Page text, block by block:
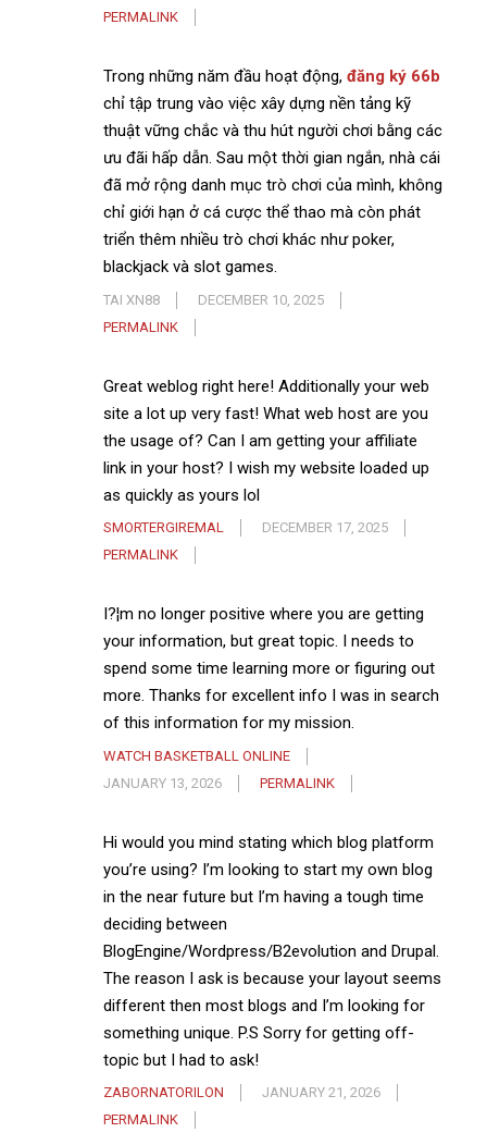
PERMALINK
Trong những năm đầu hoạt động, đăng ký 66b
chỉ tập trung vào việc xây dựng nền tảng kỹ
thuật vững chắc và thu hút người chơi bằng các
ưu đãi hấp dẫn. Sau một thời gian ngắn, nhà cái
đã mở rộng danh mục trò chơi của mình, không
chỉ giới hạn ở cá cược thể thao mà còn phát
triển thêm nhiều trò chơi khác như poker,
blackjack và slot games.
TAI XN88
DECEMBER 10, 2025
PERMALINK
Great weblog right here! Additionally your web
site a lot up very fast! What web host are you
the usage of? Can I am getting your affiliate
link in your host? I wish my website loaded up
as quickly as yours lol
SMORTERGIREMAL
DECEMBER 17, 2025
PERMALINK
I?¦m no longer positive where you are getting
your information, but great topic. I needs to
spend some time learning more or figuring out
more. Thanks for excellent info I was in search
of this information for my mission.
WATCH BASKETBALL ONLINE
JANUARY 13, 2026
PERMALINK
Hi would you mind stating which blog platform
you’re using? I’m looking to start my own blog
in the near future but I’m having a tough time
deciding between
BlogEngine/Wordpress/B2evolution and Drupal.
The reason I ask is because your layout seems
different then most blogs and I’m looking for
something unique. P.S Sorry for getting off-
topic but I had to ask!
ZABORNATORILON
JANUARY 21, 2026
PERMALINK